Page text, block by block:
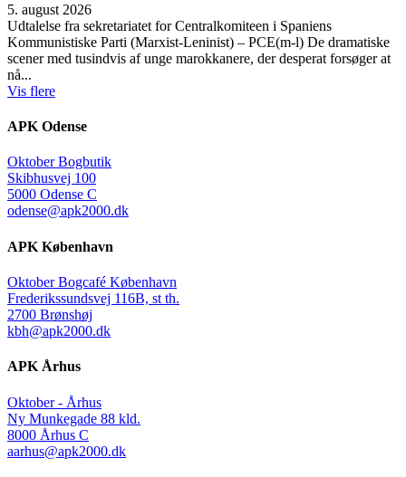
5. august 2026
Udtalelse fra sekretariatet for Centralkomiteen i Spaniens
Kommunistiske Parti (Marxist-Leninist) – PCE(m-l) De dramatiske
scener med tusindvis af unge marokkanere, der desperat forsøger at
nå...
Vis flere
APK Odense
Oktober Bogbutik
Skibhusvej 100
5000 Odense C
odense@apk2000.dk
APK København
Oktober Bogcafé København
Frederikssundsvej 116B, st th.
2700 Brønshøj
kbh@apk2000.dk
APK Århus
Oktober - Århus
Ny Munkegade 88 kld.
8000 Århus C
aarhus@apk2000.dk